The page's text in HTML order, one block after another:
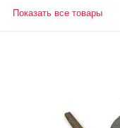
Показать все товары